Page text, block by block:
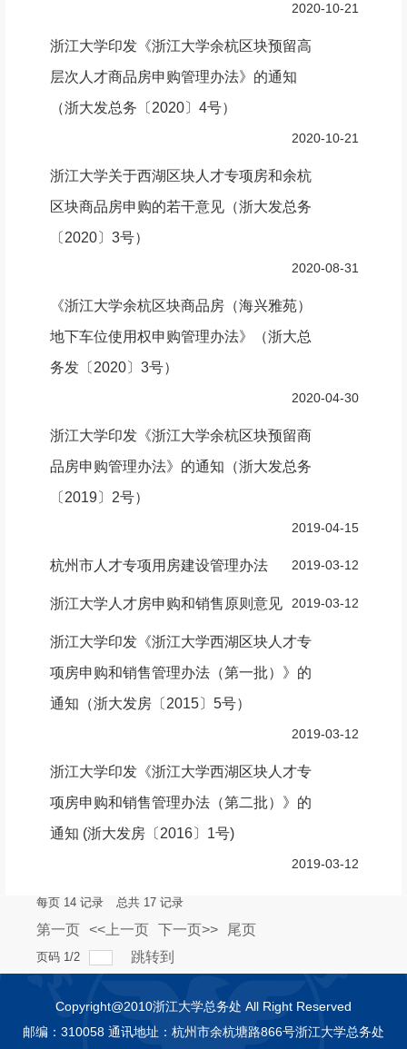
2020-10-21
浙江大学印发《浙江大学余杭区块预留高
层次人才商品房申购管理办法》的通知
（浙大发总务〔2020〕4号）
2020-10-21
浙江大学关于西湖区块人才专项房和余杭
区块商品房申购的若干意见（浙大发总务
〔2020〕3号）
2020-08-31
《浙江大学余杭区块商品房（海兴雅苑）
地下车位使用权申购管理办法》（浙大总
务发〔2020〕3号）
2020-04-30
浙江大学印发《浙江大学余杭区块预留商
品房申购管理办法》的通知（浙大发总务
〔2019〕2号）
2019-04-15
杭州市人才专项用房建设管理办法 2019-03-12
浙江大学人才房申购和销售原则意见 2019-03-12
浙江大学印发《浙江大学西湖区块人才专
项房申购和销售管理办法（第一批）》的
通知（浙大发房〔2015〕5号）
2019-03-12
浙江大学印发《浙江大学西湖区块人才专
项房申购和销售管理办法（第二批）》的
通知 (浙大发房〔2016〕1号)
2019-03-12
每页 14 记录 总共 17 记录
第一页 <<上一页 下一页>> 尾页
页码 1/2 跳转到
Copyright@2010浙江大学总务处 All Right Reserved
邮编：310058 通讯地址：杭州市余杭塘路866号浙江大学总务处